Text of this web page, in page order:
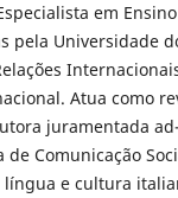
em
pela Universidade
Atua como
juramentada
Comunicação
e cultura